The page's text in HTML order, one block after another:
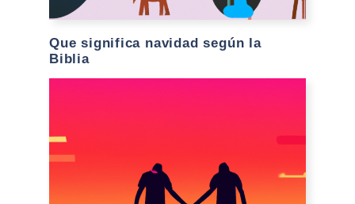
Que significa navidad según la
Biblia